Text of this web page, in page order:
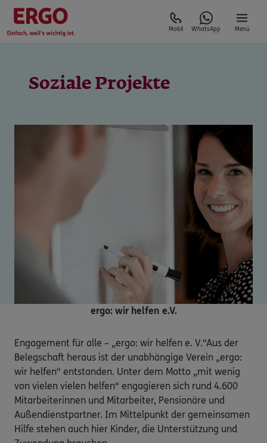
Mobil WhatsApp Menü
Soziale Projekte
ergo: wir helfen e.V.
Engagement für alle – „ergo: wir helfen e. V.“Aus der
Belegschaft heraus ist der unabhängige Verein „ergo:
wir helfen“ entstanden. Unter dem Motto „mit wenig
von vielen vielen helfen“ engagieren sich rund 4.600
Mitarbeiterinnen und Mitarbeiter, Pensionäre und
Außendienstpartner. Im Mittelpunkt der gemeinsamen
Hilfe stehen auch hier Kinder, die Unterstützung und